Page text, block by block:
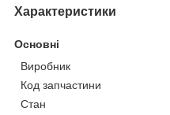
Характеристики
Основні
Виробник
Код запчастини
Стан